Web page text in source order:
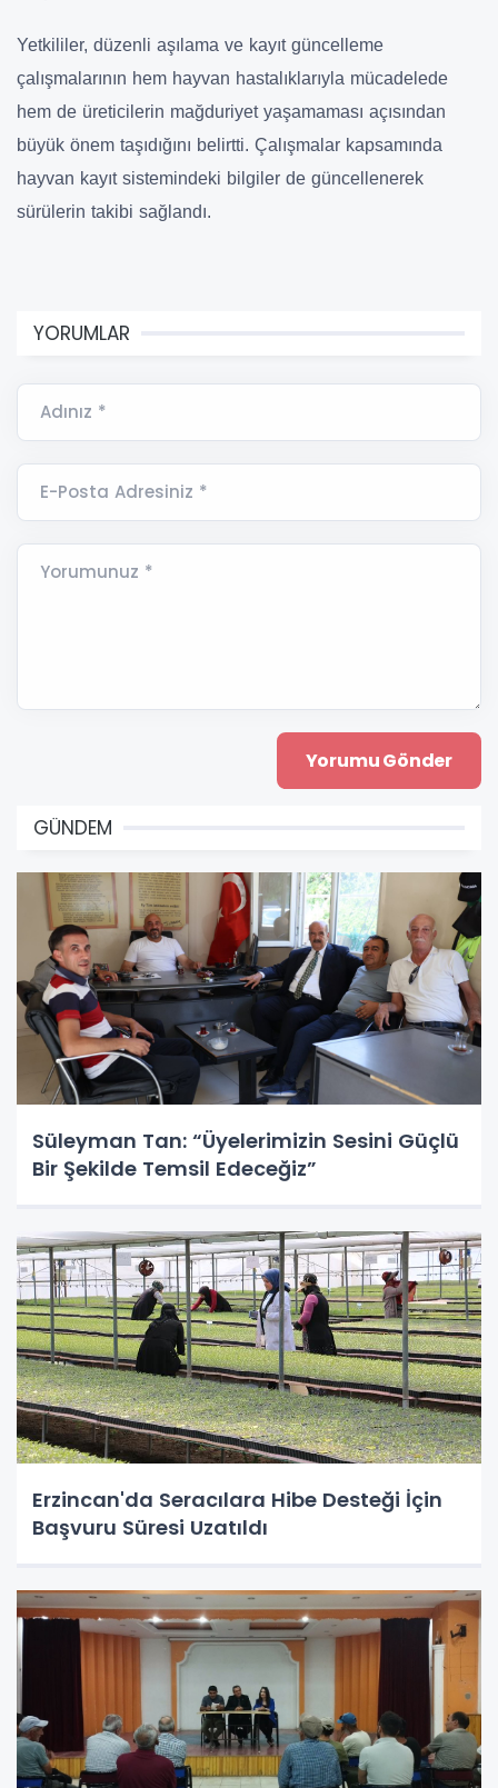
Yetkililer, düzenli aşılama ve kayıt güncelleme
çalışmalarının hem hayvan hastalıklarıyla mücadelede
hem de üreticilerin mağduriyet yaşamaması açısından
büyük önem taşıdığını belirtti. Çalışmalar kapsamında
hayvan kayıt sistemindeki bilgiler de güncellenerek
sürülerin takibi sağlandı.
YORUMLAR
Adınız *
E-Posta Adresiniz *
Yorumunuz *
GÜNDEM
Süleyman Tan: “Üyelerimizin Sesini Güçlü
Bir Şekilde Temsil Edeceğiz”
Erzincan'da Seracılara Hibe Desteği İçin
Başvuru Süresi Uzatıldı